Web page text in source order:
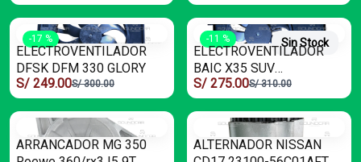
-17 %
ELECTROVENTILADOR
DFSK DFM 330 GLORY
S/ 249.00S/ 300.00
-11 % Sin Stock
ELECTROVENTILADOR
BAIC X35 SUV
CAMIONETA
S/ 275.00S/ 310.00
ARRANCADOR MG 350
ALTERNADOR NISSAN